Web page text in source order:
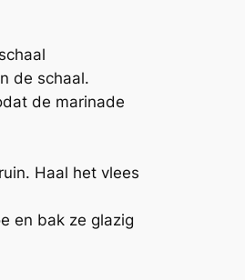
de schaal.
de marinade
Haal het vlees
en bak ze glazig